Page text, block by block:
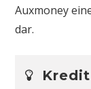
Auxmoney
dar.